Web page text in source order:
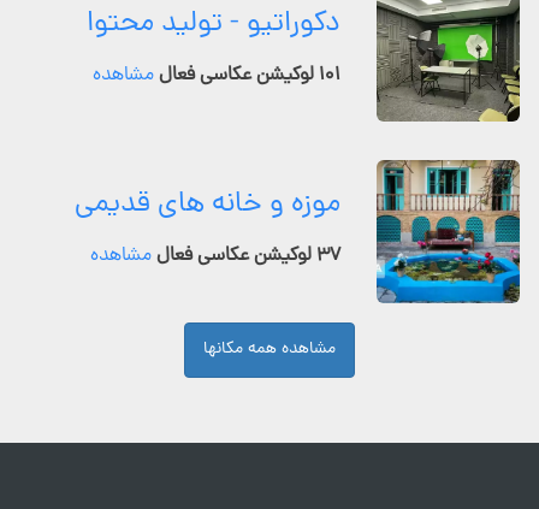
دکوراتیو - تولید محتوا
۱۰۱ لوکیشن عکاسی فعال مشاهده
موزه و خانه های قدیمی
۳۷ لوکیشن عکاسی فعال مشاهده
مشاهده همه مکانها